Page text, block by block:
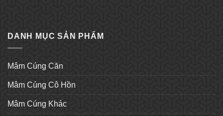
DANH MỤC SẢN PHẨM
Mâm Cúng Căn
Mâm Cúng Cô Hồn
Mâm Cúng Khác